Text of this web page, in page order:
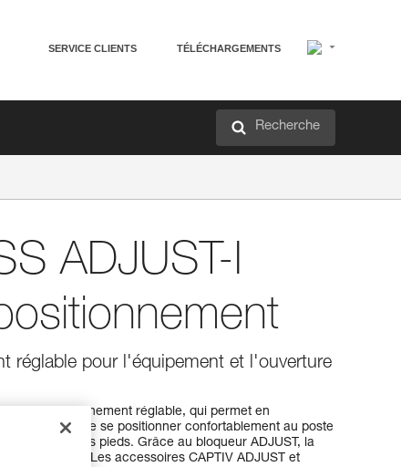
SERVICE CLIENTS TÉLÉCHARGEMENTS
Recherche
ADJUST-I
réglable pour l'équipement et l'ouverture
de positionnement réglable, qui permet en
des chutes, de se positionner confortablement au poste
appui sur ses pieds. Grâce au bloqueur ADJUST, la
et facilement. Les accessoires CAPTIV ADJUST et